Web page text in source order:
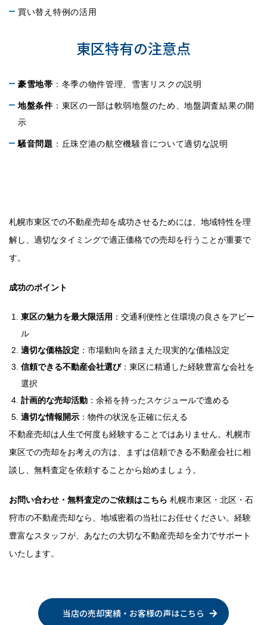
買い替え特例の活用
東区特有の注意点
豪雪地帯 ：冬季の物件管理、雪害リスクの説明
地盤条件：東区の一部は軟弱地盤のため、地盤調査結果の開
示
騒音問題 ：丘珠空港の航空機騒音について適切な説明
札幌市東区での不動産売却を成功させるためには、地域特性を理
解し、適切なタイミングで適正価格での売却を行うことが重要で
す。
成功のポイント
東区の魅力を最大限活用 ：交通利便性と住環境の良さをアピー
ル
適切な価格設定 ：市場動向を踏まえた現実的な価格設定
信頼できる不動産会社選び：東区に精通した経験豊富な会社を
選択
計画的な売却活動 ：余裕を持ったスケジュールで進める
適切な情報開示 ：物件の状況を正確に伝える
不動産売却は人生で何度も経験することではありません。札幌市
東区での売却をお考えの方は、まずは信頼できる不動産会社に相
談し、無料査定を依頼することから始めましょう。
お問い合わせ・無料査定のご依頼はこちら 札幌市東区・北区・石
狩市の不動産売却なら、地域密着の当社にお任せください。経験
豊富なスタッフが、あなたの大切な不動産売却を全力でサポート
いたします。
当店の売却実績・お客様の声はこちら